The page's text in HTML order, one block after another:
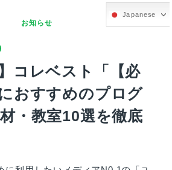
Japanese
お知らせ
コレベスト「【必
おすすめのプログ
・教室10選を徹底